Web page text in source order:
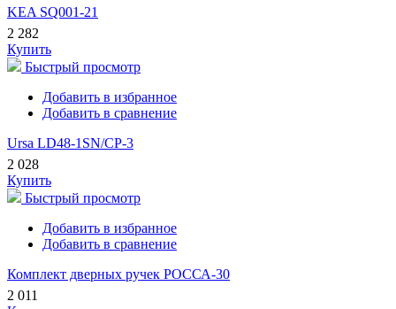
KEA SQ001-21
2 282
Купить
Быстрый просмотр
Добавить в избранное
Добавить в сравнение
Ursa LD48-1SN/CP-3
2 028
Купить
Быстрый просмотр
Добавить в избранное
Добавить в сравнение
Комплект дверных ручек РОССА-30
2 011